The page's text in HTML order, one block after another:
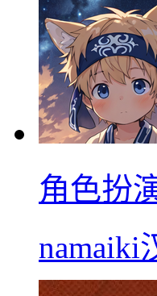
角色扮
namaiki